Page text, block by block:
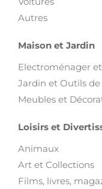
Autres
Maison et Jardin
Electroménager et
Jardin et Outils
Meubles et
Loisirs et
Animaux
Art et Collections
Films, livres,